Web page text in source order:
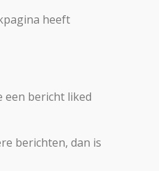
heeft
een bericht liked
berichten, dan is